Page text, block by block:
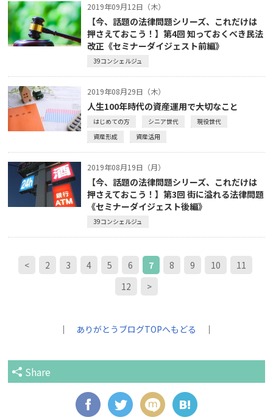
2019年09月12日（木）
【今、話題の法律問題シリーズ、これだけは
押さえておこう！】第4回 知っておくべき民法
改正《セミナーダイジェスト前編》
39コンシェルジュ
2019年08月29日（木）
人生100年時代の資産運用で大切なこと
はじめての方 シニア世代
現役世代
資産形成
資産活用
2019年08月19日（月）
【今、話題の法律問題シリーズ、これだけは
押さえておこう！】第3回 街に溢れる法律問題
《セミナーダイジェスト後編》
39コンシェルジュ
< 2 3 4 5 6 7 8 9 10
11
12
>
｜ ありがとうブログTOPへもどる ｜
Share